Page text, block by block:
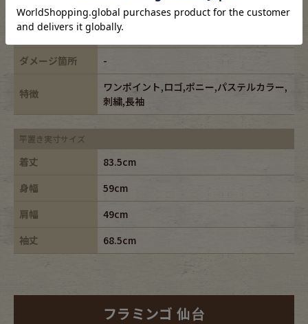
年代
-
カラー
グリーン/green
ダメージ箇所
-
特徴
ワンポイント,ロゴ,ポニー,パステルカラー,
刺繍,長袖
平置き実寸サイズ
着丈
83.5cm
身幅
59cm
肩幅
49cm
袖丈
68.5cm
フラミンゴ 仙台